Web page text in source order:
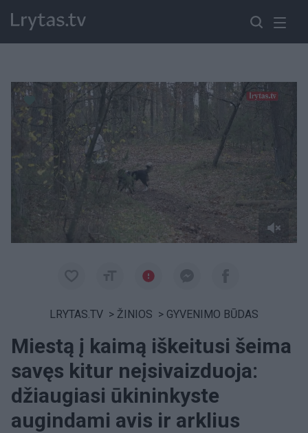
Paremkite Ukrainą
LRYTAS.TV > ŽINIOS > GYVENIMO BŪDAS
Miestą į kaimą iškeitusi šeima
savęs kitur neįsivaizduoja:
džiaugiasi ūkininkyste
augindami avis ir arklius